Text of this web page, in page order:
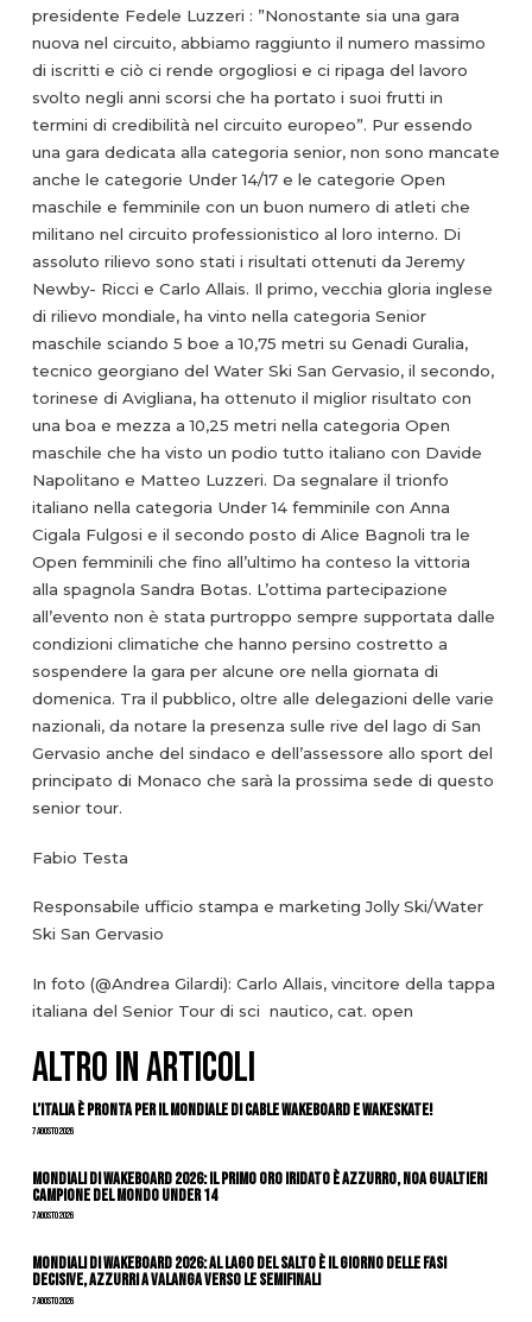
presidente Fedele Luzzeri : ”Nonostante sia una gara
nuova nel circuito, abbiamo raggiunto il numero massimo
di iscritti e ciò ci rende orgogliosi e ci ripaga del lavoro
svolto negli anni scorsi che ha portato i suoi frutti in
termini di credibilità nel circuito europeo”. Pur essendo
una gara dedicata alla categoria senior, non sono mancate
anche le categorie Under 14/17 e le categorie Open
maschile e femminile con un buon numero di atleti che
militano nel circuito professionistico al loro interno. Di
assoluto rilievo sono stati i risultati ottenuti da Jeremy
Newby- Ricci e Carlo Allais. Il primo, vecchia gloria inglese
di rilievo mondiale, ha vinto nella categoria Senior
maschile sciando 5 boe a 10,75 metri su Genadi Guralia,
tecnico georgiano del Water Ski San Gervasio, il secondo,
torinese di Avigliana, ha ottenuto il miglior risultato con
una boa e mezza a 10,25 metri nella categoria Open
maschile che ha visto un podio tutto italiano con Davide
Napolitano e Matteo Luzzeri. Da segnalare il trionfo
italiano nella categoria Under 14 femminile con Anna
Cigala Fulgosi e il secondo posto di Alice Bagnoli tra le
Open femminili che fino all’ultimo ha conteso la vittoria
alla spagnola Sandra Botas. L’ottima partecipazione
all’evento non è stata purtroppo sempre supportata dalle
condizioni climatiche che hanno persino costretto a
sospendere la gara per alcune ore nella giornata di
domenica. Tra il pubblico, oltre alle delegazioni delle varie
nazionali, da notare la presenza sulle rive del lago di San
Gervasio anche del sindaco e dell’assessore allo sport del
principato di Monaco che sarà la prossima sede di questo
senior tour.
Fabio Testa
Responsabile ufficio stampa e marketing Jolly Ski/Water
Ski San Gervasio
In foto (@Andrea Gilardi): Carlo Allais, vincitore della tappa
italiana del Senior Tour di sci nautico, cat. open
ALTRO IN ARTICOLI
L’Italia è pronta per il Mondiale di Cable Wakeboard e Wakeskate!
7 Agosto 2026
Mondiali di Wakeboard 2026: il primo oro iridato è azzurro, Noa Gualtieri
campione del mondo Under 14
7 Agosto 2026
Mondiali di Wakeboard 2026: al Lago del Salto è il giorno delle fasi
decisive, azzurri a valanga verso le semifinali
7 Agosto 2026